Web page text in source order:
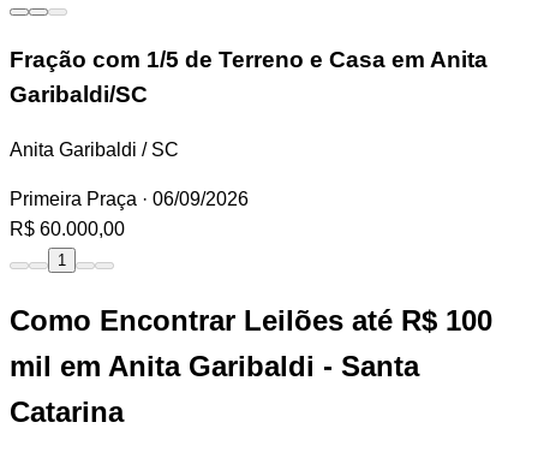
Fração com 1/5 de Terreno e Casa em Anita
Garibaldi/SC
Anita Garibaldi / SC
Primeira Praça · 06/09/2026
R$ 60.000,00
1
Como Encontrar Leilões até R$ 100
mil em Anita Garibaldi - Santa
Catarina